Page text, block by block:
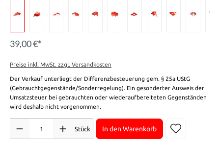
39,00 €*
Preise inkl. MwSt. zzgl. Versandkosten
Der Verkauf unterliegt der Differenzbesteuerung gem. § 25a UStG
(Gebrauchtgegenstände/Sonderregelung). Ein gesonderter Ausweis der
Umsatzsteuer bei gebrauchten oder wiederaufbereiteten Gegenständen
wird deshalb nicht vorgenommen.
Stück
In den Warenkorb